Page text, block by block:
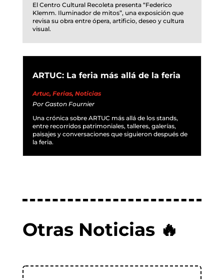
El Centro Cultural Recoleta presenta “Federico
Klemm. Iluminador de mitos”, una exposición que
revisa su obra entre ópera, artificio, deseo y cultura
visual.
ARTUC: La feria más allá de la feria
Artuc, Ferias, Noticias
Por Gaston Fournier
Una crónica sobre ARTUC más allá de los stands,
entre recorridos patrimoniales, talleres, galerías,
paisajes y conversaciones que siguieron después de
la feria.
Otras Noticias 🔥